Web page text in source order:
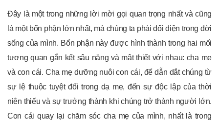
Đây là một trong những lời mời gọi quan trọng nhất và cũng
là một bổn phận lớn nhất, mà chúng ta phải đối diện trong đời
sống của mình. Bổn phận này được hình thành trong hai mối
tương quan gắn kết sâu nặng và mật thiết với nhau: cha mẹ
và con cái. Cha mẹ dưỡng nuôi con cái, để dẫn dắt chúng từ
sự lệ thuộc tuyệt đối trong dạ mẹ, đến sự độc lập của thời
niên thiếu và sự trưởng thành khi chúng trở thành người lớn.
Con cái quay lại chăm sóc cha mẹ của mình, nhất là trong